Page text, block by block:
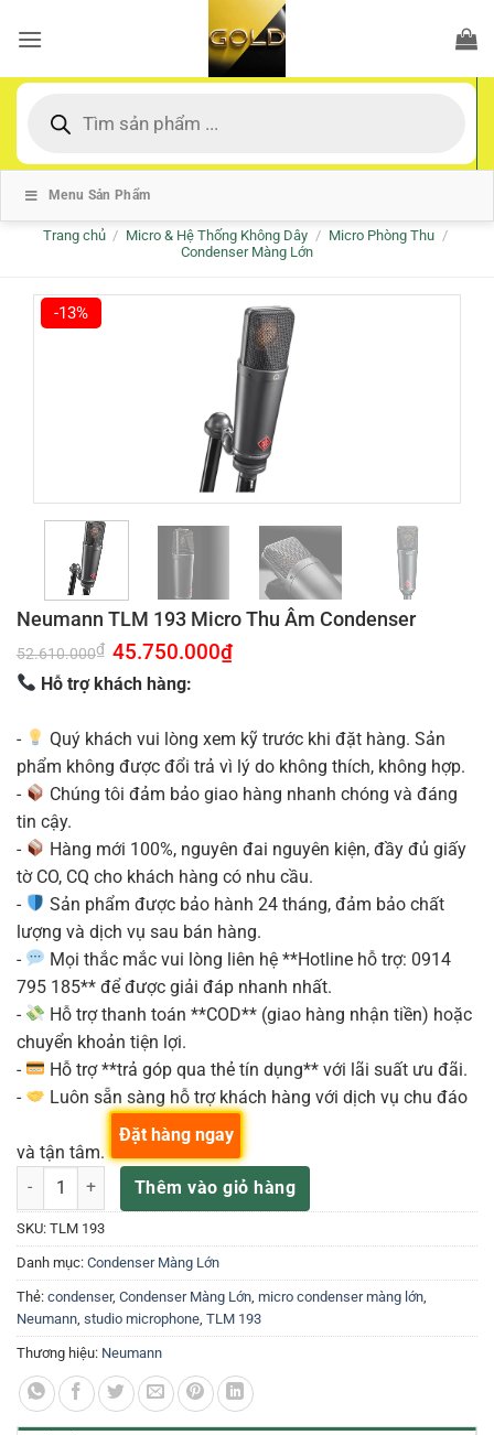
qua
dung
kiếm
Menu Sản Phẩm
Trang chủ / Micro & Hệ Thống Không Dây / Micro Phòng Thu /
Condenser Màng Lớn
-13%
Neumann TLM 193 Micro Thu Âm Condenser
52.610.000₫ Giá
gốc
là:
52.610.000₫.
45.750.000₫Giá
Hỗ trợ khách hàng:
-
Quý khách vui lòng xem kỹ trước khi đặt hàng. Sản
phẩm không được đổi trả vì lý do không thích, không hợp.
-
Chúng tôi đảm bảo giao hàng nhanh chóng và đáng
tin cậy.
-
Hàng mới 100%, nguyên đai nguyên kiện, đầy đủ giấy
tờ CO, CQ cho khách hàng có nhu cầu.
-
Sản phẩm được bảo hành 24 tháng, đảm bảo chất
lượng và dịch vụ sau bán hàng.
-
Mọi thắc mắc vui lòng liên hệ **Hotline hỗ trợ: 0914
795 185** để được giải đáp nhanh nhất.
-
Hỗ trợ thanh toán **COD** (giao hàng nhận tiền) hoặc
chuyển khoản tiện lợi.
-
Hỗ trợ **trả góp qua thẻ tín dụng** với lãi suất ưu đãi.
-
Luôn sẵn sàng hỗ trợ khách hàng với dịch vụ chu đáo
và tận tâm.
Neumann TLM 193 Micro Thu Âm Condenser số lượng
Thêm vào giỏ hàng
Đặt hàng ngay
SKU: TLM 193
Danh mục: Condenser Màng Lớn
Thẻ: condenser, Condenser Màng Lớn micro condenser màng lớn
Neumann studio microphone TLM 193
Thương hiệu: Neumann